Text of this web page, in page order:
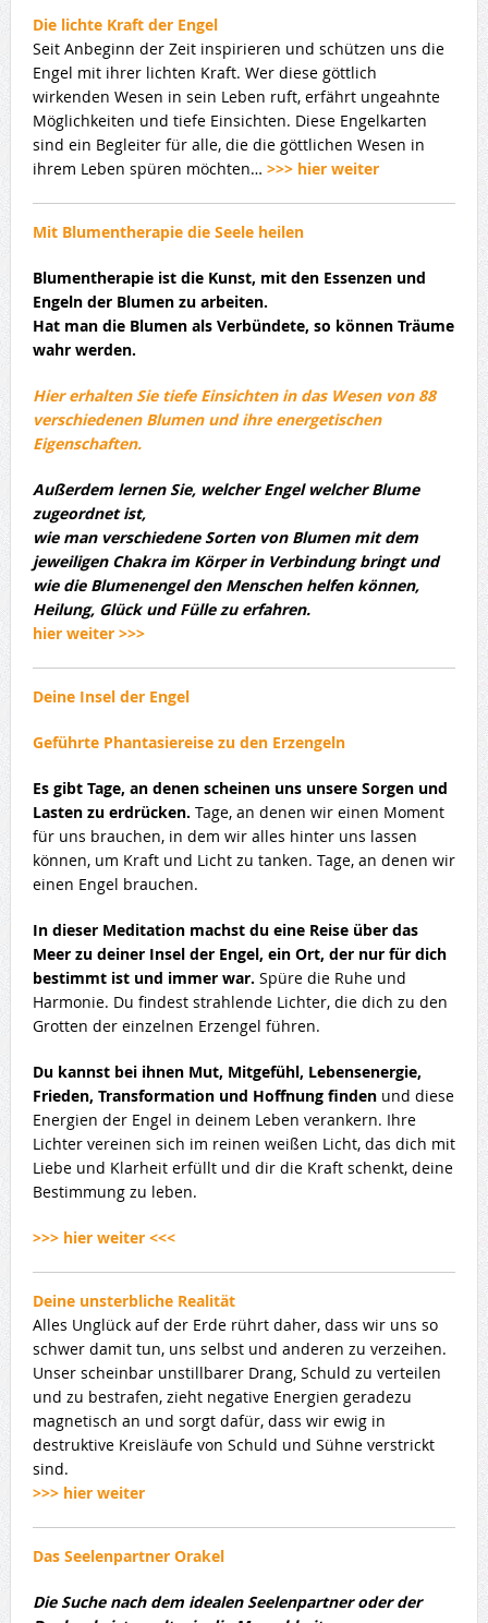
Die lichte Kraft der Engel
Seit Anbeginn der Zeit inspirieren und schützen uns die
Engel mit ihrer lichten Kraft. Wer diese göttlich
wirkenden Wesen in sein Leben ruft, erfährt ungeahnte
Möglichkeiten und tiefe Einsichten. Diese Engelkarten
sind ein Begleiter für alle, die die göttlichen Wesen in
ihrem Leben spüren möchten… >>> hier weiter
Mit Blumentherapie die Seele heilen
Blumentherapie ist die Kunst, mit den Essenzen und
Engeln der Blumen zu arbeiten.
Hat man die Blumen als Verbündete, so können Träume
wahr werden.
Hier erhalten Sie tiefe Einsichten in das Wesen von 88
verschiedenen Blumen und ihre energetischen
Eigenschaften.
Außerdem lernen Sie, welcher Engel welcher Blume
zugeordnet ist,
wie man verschiedene Sorten von Blumen mit dem
jeweiligen Chakra im Körper in Verbindung bringt und
wie die Blumenengel den Menschen helfen können,
Heilung, Glück und Fülle zu erfahren.
hier weiter >>>
Deine Insel der Engel
Geführte Phantasiereise zu den Erzengeln
Es gibt Tage, an denen scheinen uns unsere Sorgen und
Lasten zu erdrücken. Tage, an denen wir einen Moment
für uns brauchen, in dem wir alles hinter uns lassen
können, um Kraft und Licht zu tanken. Tage, an denen wir
einen Engel brauchen.
In dieser Meditation machst du eine Reise über das
Meer zu deiner Insel der Engel, ein Ort, der nur für dich
bestimmt ist und immer war. Spüre die Ruhe und
Harmonie. Du findest strahlende Lichter, die dich zu den
Grotten der einzelnen Erzengel führen.
Du kannst bei ihnen Mut, Mitgefühl, Lebensenergie,
Frieden, Transformation und Hoffnung finden und diese
Energien der Engel in deinem Leben verankern. Ihre
Lichter vereinen sich im reinen weißen Licht, das dich mit
Liebe und Klarheit erfüllt und dir die Kraft schenkt, deine
Bestimmung zu leben.
>>> hier weiter <<<
Deine unsterbliche Realität
Alles Unglück auf der Erde rührt daher, dass wir uns so
schwer damit tun, uns selbst und anderen zu verzeihen.
Unser scheinbar unstillbarer Drang, Schuld zu verteilen
und zu bestrafen, zieht negative Energien geradezu
magnetisch an und sorgt dafür, dass wir ewig in
destruktive Kreisläufe von Schuld und Sühne verstrickt
sind.
>>> hier weiter
Das Seelenpartner Orakel
Die Suche nach dem idealen Seelenpartner oder der